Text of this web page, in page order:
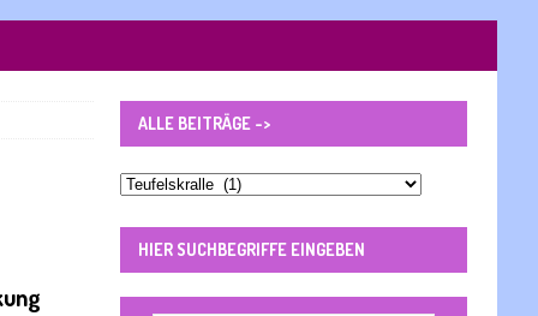
ALLE BEITRÄGE ->
Alle
HIER SUCHBEGRIFFE EINGEBEN